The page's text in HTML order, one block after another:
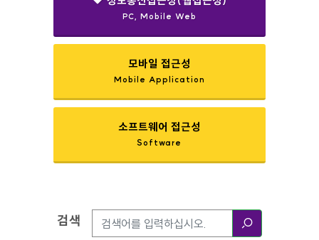
PC, Mobile Web
모바일 접근성
Mobile Application
소프트웨어 접근성
Software
검색옵션
검색